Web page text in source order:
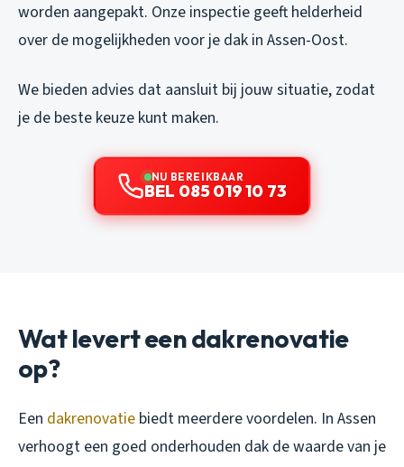
worden aangepakt. Onze inspectie geeft helderheid
over de mogelijkheden voor je dak in Assen-Oost.
We bieden advies dat aansluit bij jouw situatie, zodat
je de beste keuze kunt maken.
NU BEREIKBAAR
BEL 085 019 10 73
Wat levert een dakrenovatie
op?
Een dakrenovatie biedt meerdere voordelen. In Assen
verhoogt een goed onderhouden dak de waarde van je